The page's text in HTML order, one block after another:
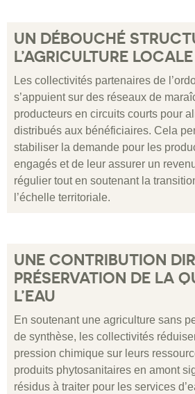
UN DÉBOUCHÉ
L’AGRICULTURE LOCALE
Les collectivités partenaires de
s’appuient sur des réseaux de
producteurs en circuits courts pour
distribués aux bénéficiaires. Cela
stabiliser la demande pour les
engagés et de leur assurer un
régulier tout en soutenant la
l’échelle territoriale.
UNE CONTRIBUTION
PRÉSERVATION DE LA
L’EAU
En soutenant une agriculture sans
de synthèse, les collectivités
pression chimique sur leurs
produits phytosanitaires en amont
résidus à traiter pour les services